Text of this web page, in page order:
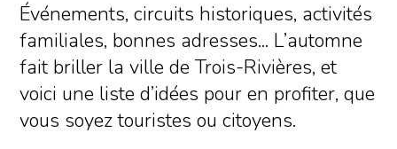
Événements, circuits historiques, activités
familiales, bonnes adresses... L’automne
fait briller la ville de Trois-Rivières, et
voici une liste d’idées pour en profiter, que
vous soyez touristes ou citoyens.